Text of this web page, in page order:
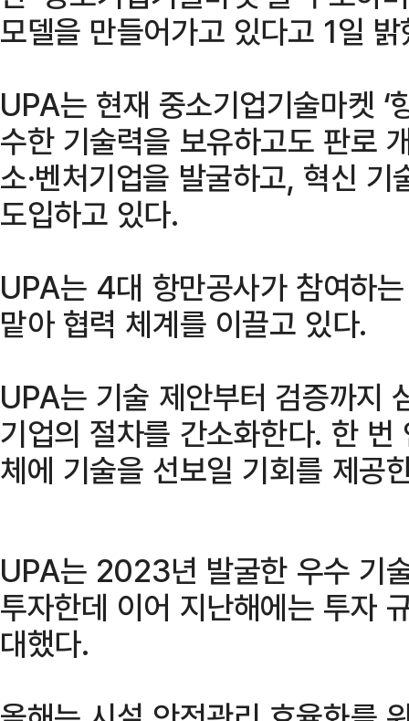
모델을 만들어가고 있다고 1일
UPA는 현재 중소기업기술마켓 ‘
수한 기술력을 보유하고도 판로
소·벤처기업을 발굴하고, 혁신
도입하고 있다.
UPA는 4대 항만공사가 참여하는
맡아 협력 체계를 이끌고 있다.
UPA는 기술 제안부터 검증까지
기업의 절차를 간소화한다. 한
체에 기술을 선보일 기회를 제공
UPA는 2023년 발굴한 우수 기
투자한데 이어 지난해에는 투자
대했다.